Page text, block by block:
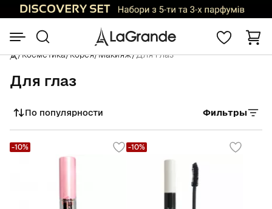
/Косметика/Корея/Макияж/Для глаз
Для глаз
Сортировать
По популярности Фильтры
-10% -10%